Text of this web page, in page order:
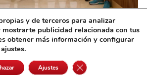
los galardones del primer
“Fascinación por las
y de terceros para analizar
mostrarte publicidad relacionada con tus
obtener más información y configurar
Ajustes Cerrar el banner de